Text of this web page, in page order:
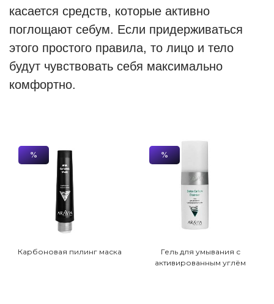
касается средств, которые активно
поглощают себум. Если придерживаться
этого простого правила, то лицо и тело
будут чувствовать себя максимально
комфортно.
%
Карбоновая пилинг маска
%
Гель для умывания с
активированным углём